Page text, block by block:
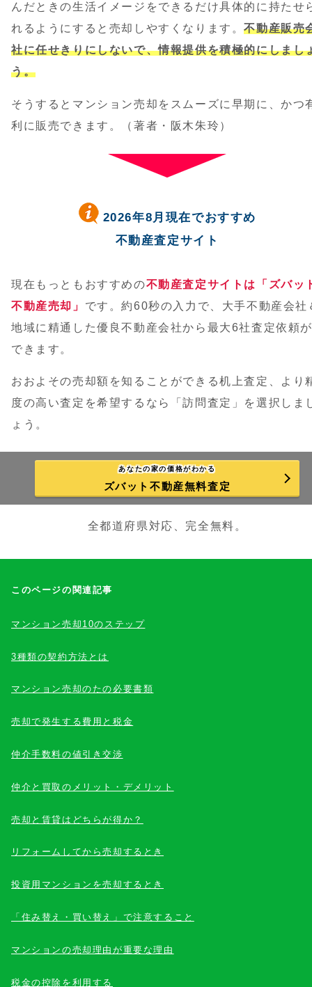
んだときの生活イメージをできるだけ具体的に持たせ
れるようにすると売却しやすくなります。不動産販売
社に任せきりにしないで、情報提供を積極的にしまし
う。
そうするとマンション売却をスムーズに早期に、かつ
利に販売できます。（著者・阪木朱玲）
2026年8月現在でおすすめ
不動産査定サイト
現在もっともおすすめの不動産査定サイトは「ズバッ
不動産売却」 です。約60秒の入力で、大手不動産会社
地域に精通した優良不動産会社から最大6社査定依頼
できます。
おおよその売却額を知ることができる机上査定、より
度の高い査定を希望するなら「訪問査定」を選択しま
ょう。
あなたの家の価格がわかる
ズバット不動産無料査定
全都道府県対応、完全無料。
このページの関連記事
マンション売却10のステップ
3種類の契約方法とは
マンション売却のたの必要書類
売却で発生する費用と税金
仲介手数料の値引き交渉
仲介と買取のメリット・デメリット
売却と賃貸はどちらが得か？
リフォームしてから売却するとき
投資用マンションを売却するとき
「住み替え・買い替え」で注意すること
マンションの売却理由が重要な理由
税金の控除を利用する